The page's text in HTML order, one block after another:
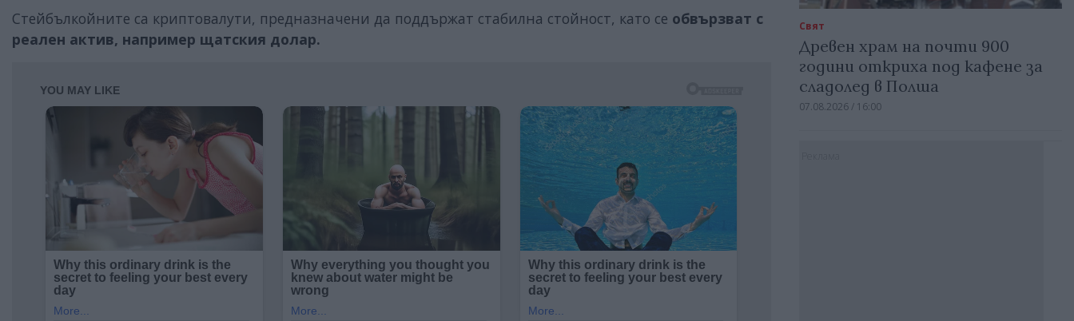
Стейбълкойните са криптовалути, предназначени да поддържат стабилна стойност, като се обвързват с
реален актив, например щатския долар.
Свят
Древен храм на почти 900
години откриха под кафене за
сладолед в Полша
07.08.2026 / 16:00